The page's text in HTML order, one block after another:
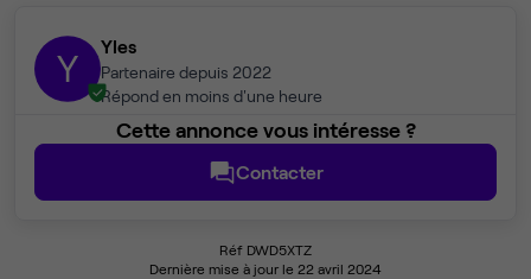
Y Yles
Partenaire depuis 2022
Répond en moins d'une heure
Cette annonce vous intéresse ?
Contacter
Réf DWD5XTZ
Dernière mise à jour le 22 avril 2024